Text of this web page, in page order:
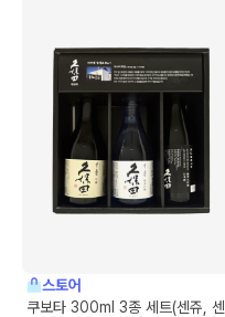
스토어
쿠보타 300ml 3종 세트(센쥬, 센